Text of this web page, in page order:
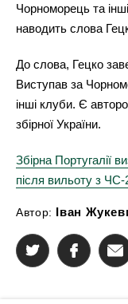
Чорноморець та
наводить слова
До слова, Гецко
Виступав за
інші клуби. Є
збірної України.
Збірна Португалії
після вильоту з ЧС-
Автор: Іван